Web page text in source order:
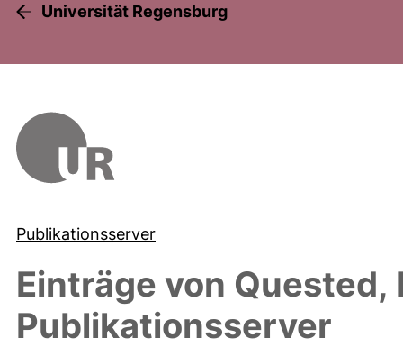
Universität Regensburg
Publikationsserver
Einträge von Quested,
Publikationsserver